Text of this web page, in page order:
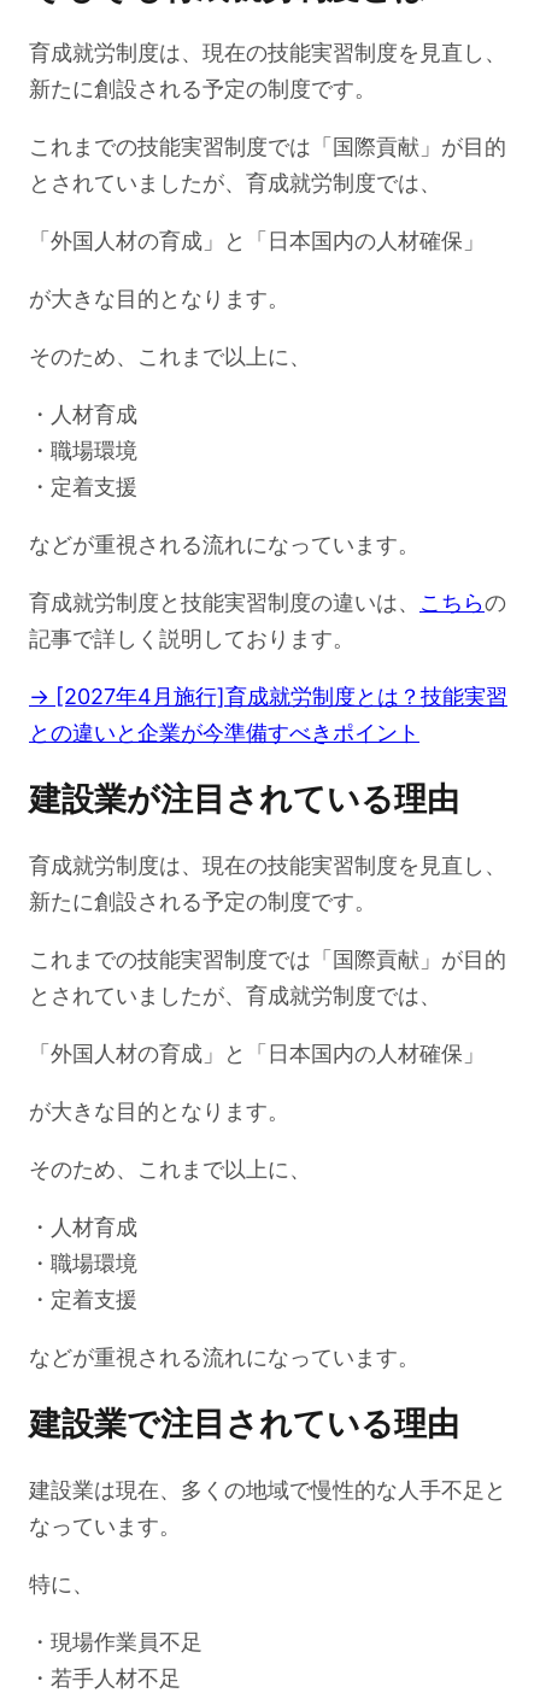
育成就労制度は、現在の技能実習制度を見直し、
新たに創設される予定の制度です。
これまでの技能実習制度では「国際貢献」が目的
とされていましたが、育成就労制度では、
「外国人材の育成」と「日本国内の人材確保」
が大きな目的となります。
そのため、これまで以上に、
・人材育成
・職場環境
・定着支援
などが重視される流れになっています。
育成就労制度と技能実習制度の違いは、 こちらの
記事で詳しく説明しております。
→ [2027年4月施行]育成就労制度とは？技能実習
との違いと企業が今準備すべきポイント
建設業が注目されている理由
育成就労制度は、現在の技能実習制度を見直し、
新たに創設される予定の制度です。
これまでの技能実習制度では「国際貢献」が目的
とされていましたが、育成就労制度では、
「外国人材の育成」と「日本国内の人材確保」
が大きな目的となります。
そのため、これまで以上に、
・人材育成
・職場環境
・定着支援
などが重視される流れになっています。
建設業で注目されている理由
建設業は現在、多くの地域で慢性的な人手不足と
なっています。
特に、
・現場作業員不足
・若手人材不足